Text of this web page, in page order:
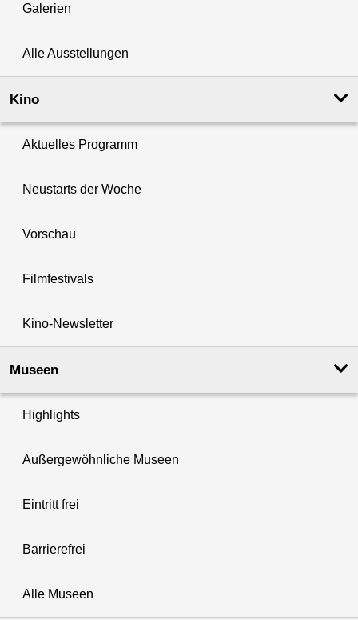
Galerien
Alle Ausstellungen
Kino
Aktuelles Programm
Neustarts der Woche
Vorschau
Filmfestivals
Kino-Newsletter
Museen
Highlights
Außergewöhnliche Museen
Eintritt frei
Barrierefrei
Alle Museen